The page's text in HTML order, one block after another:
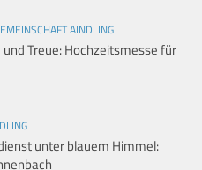
AINDLING
und Treue: Hochzeitsmesse für
unter blauem Himmel: